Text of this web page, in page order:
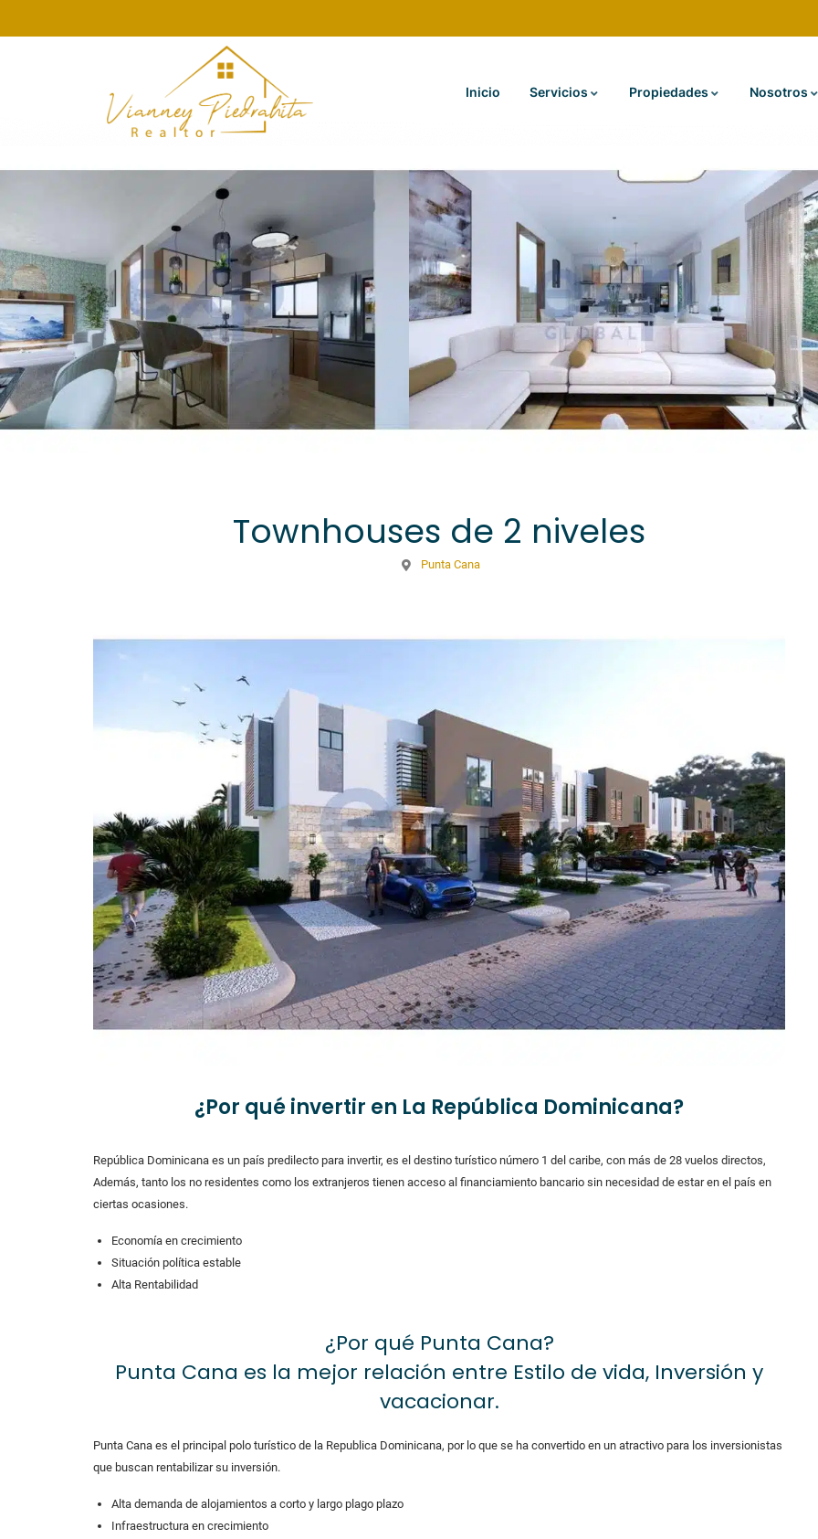
Inicio Servicios Propiedades Nosotros
Townhouses de 2 niveles
Punta Cana
¿Por qué invertir en La República Dominicana?
República Dominicana es un país predilecto para invertir, es el destino turístico número 1 del caribe, con más de 28 vuelos directos,
Además, tanto los no residentes como los extranjeros tienen acceso al financiamiento bancario sin necesidad de estar en el país en
ciertas ocasiones.
Economía en crecimiento
Situación política estable
Alta Rentabilidad
¿Por qué Punta Cana?
Punta Cana es la mejor relación entre Estilo de vida, Inversión y
vacacionar.
Punta Cana es el principal polo turístico de la Republica Dominicana, por lo que se ha convertido en un atractivo para los inversionistas
que buscan rentabilizar su inversión.
Alta demanda de alojamientos a corto y largo plago plazo
Infraestructura en crecimiento